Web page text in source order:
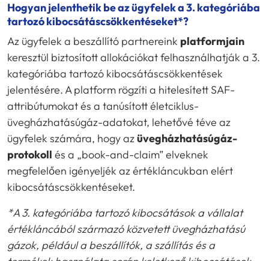
Hogyan jelenthetik be az ügyfelek a 3. kategóriába
tartozó kibocsátáscsökkentéseket*?
Az ügyfelek a beszállító partnereink platformjain
keresztül biztosított allokációkat felhasználhatják a 3.
kategóriába tartozó kibocsátáscsökkentések
jelentésére. A platform rögzíti a hitelesített SAF-
attribútumokat és a tanúsított életciklus-
üvegházhatásúgáz-adatokat, lehetővé téve az
ügyfelek számára, hogy azüvegházhatásúgáz-
protokoll és a „book-and-claim” elveknek
megfelelően igényeljék az értékláncukban elért
kibocsátáscsökkentéseket.
*A 3. kategóriába tartozó kibocsátások a vállalat
értékláncából származó közvetett üvegházhatású
gázok, például a beszállítók, a szállítás és a